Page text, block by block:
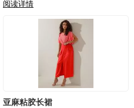
节。 袖子上有褶皱和蓬松感的衬衫，
采用粘胶纤维和亚麻面料制成。他们
穿着轻盈精致的年终造
阅读详情
亚麻粘胶长裙